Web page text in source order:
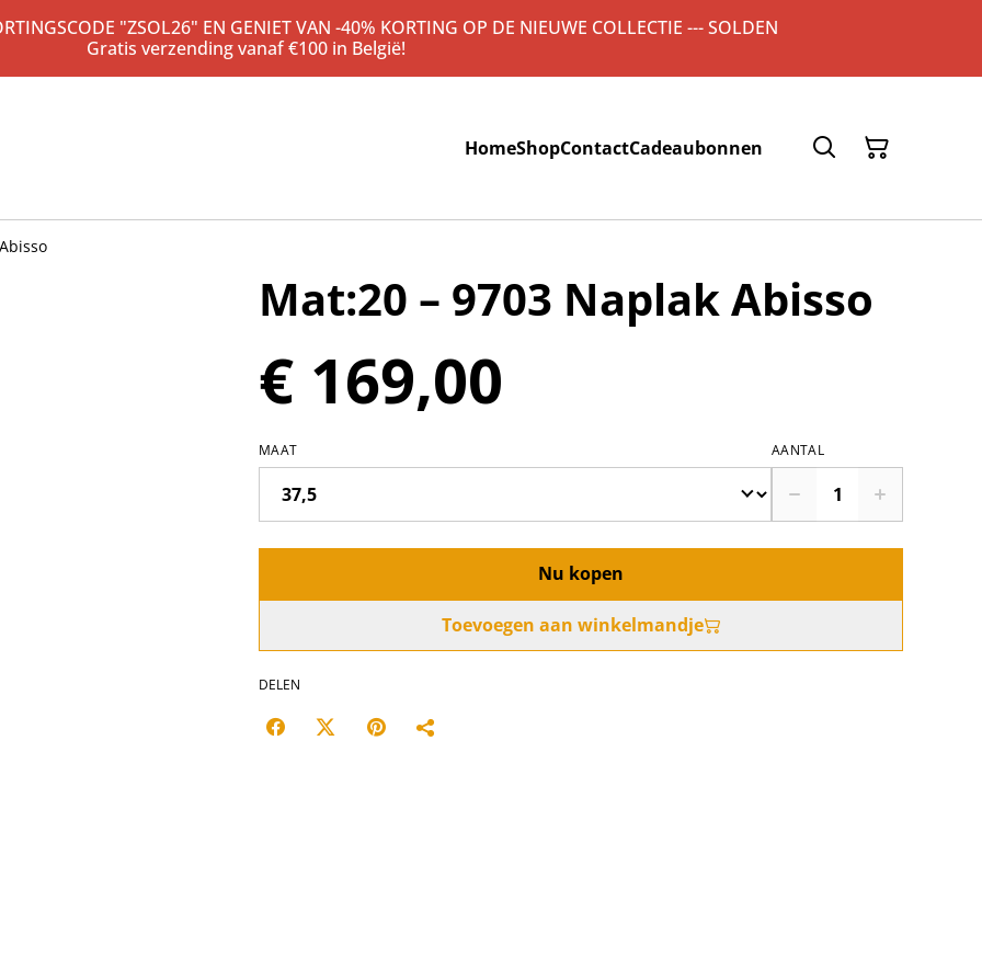
"ZSOL26" EN GENIET VAN -40% KORTING OP DE NIEUWE COLLECTIE --- SOLDEN
Gratis verzending vanaf €100 in België!
HomeShopContactCadeaubonnen
Mat:20 – 9703 Naplak Abisso
€ 169,00
MAAT AANTAL
Nu kopen
Toevoegen aan winkelmandje
DELEN